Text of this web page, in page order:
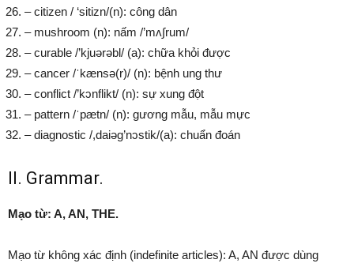
– citizen / ‘sitizn/(n): công dân
– mushroom (n): nấm /’mʌ∫rum/
– curable /’kjuərəbl/ (a): chữa khỏi được
– cancer /ˈkænsə(r)/ (n): bệnh ung thư
– conflict /’kɔnflikt/ (n): sự xung đột
– pattern /ˈpætn/ (n): gương mẫu, mẫu mực
– diagnostic /,daiəg’nɔstik/(a): chuẩn đoán
II. Grammar.
Mạo từ: A, AN, THE.
Mạo từ không xác định (indefinite articles): A, AN được dùng